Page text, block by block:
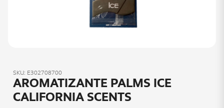
SKU: E302708700
AROMATIZANTE PALMS ICE
CALIFORNIA SCENTS